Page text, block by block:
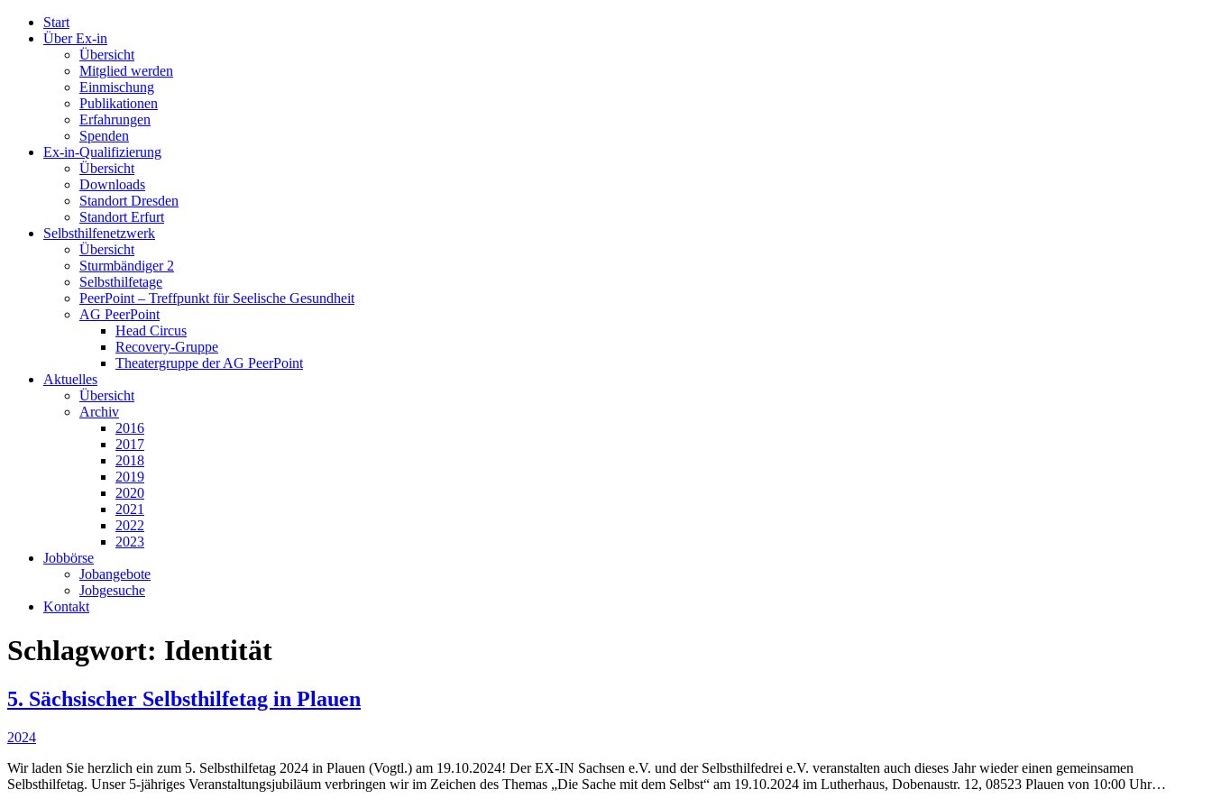
EX-IN Sachsen e.V.
Experten durch Erfahrung in Sachsen
Start
Über Ex-in
Übersicht
Mitglied werden
Einmischung
Publikationen
Erfahrungen
Spenden
Ex-in-Qualifizierung
Übersicht
Downloads
Standort Dresden
Standort Erfurt
Selbsthilfenetzwerk
Übersicht
Sturmbändiger 2
Selbsthilfetage
PeerPoint – Treffpunkt für Seelische Gesundheit
AG PeerPoint
Head Circus
Recovery-Gruppe
Theatergruppe der AG PeerPoint
Aktuelles
Übersicht
Archiv
2016
2017
2018
2019
2020
2021
2022
2023
Jobbörse
Jobangebote
Jobgesuche
Kontakt
Schlagwort: Identität
5. Sächsischer Selbsthilfetag in Plauen
2024
Wir laden Sie herzlich ein zum 5. Selbsthilfetag 2024 in Plauen (Vogtl.) am 19.10.2024! Der EX-IN Sachsen e.V. und der Selbsthilfedrei e.V. veranstalten auch dieses Jahr wieder einen gemeinsamen
Selbsthilfetag. Unser 5-jähriges Veranstaltungsjubiläum verbringen wir im Zeichen des Themas „Die Sache mit dem Selbst“ am 19.10.2024 im Lutherhaus, Dobenaustr. 12, 08523 Plauen von 10:00 Uhr…